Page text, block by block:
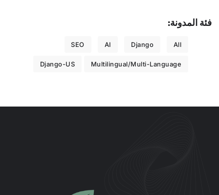
فئة المدونة:
All
Django
AI
SEO
Multilingual/Multi-Language
Django-US